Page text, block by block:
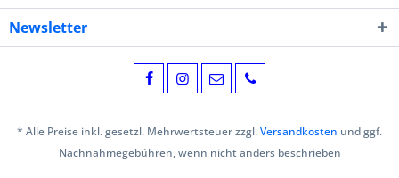
Newsletter
* Alle Preise inkl. gesetzl. Mehrwertsteuer zzgl.Versandkosten und ggf.
Nachnahmegebühren, wenn nicht anders beschrieben